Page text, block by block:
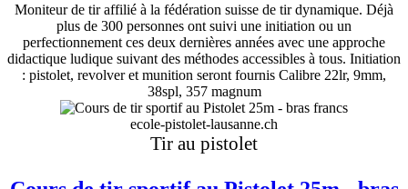
Moniteur de tir affilié à la fédération suisse de tir dynamique. Déjà
plus de 300 personnes ont suivi une initiation ou un
perfectionnement ces deux dernières années avec une approche
didactique ludique suivant des méthodes accessibles à tous. Initiation
: pistolet, revolver et munition seront fournis Calibre 22lr, 9mm,
38spl, 357 magnum
ecole-pistolet-lausanne.ch
Tir au pistolet